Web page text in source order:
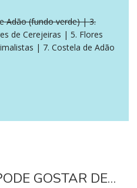
Adão (fundo verde) | 3.
de Cerejeiras | 5. Flores
| 7. Costela de Adão
GOSTAR DE…